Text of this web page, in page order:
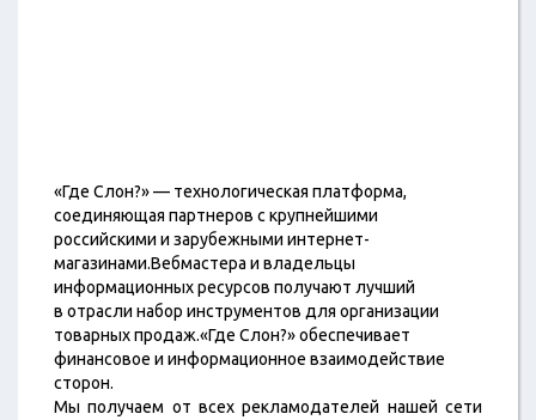
«Где Слон?» — технологическая платформа,
соединяющая партнеров с крупнейшими
российскими и зарубежными интернет-
магазинами.Вебмастера и владельцы
информационных ресурсов получают лучший
в отрасли набор инструментов для организации
товарных продаж.«Где Слон?» обеспечивает
финансовое и информационное взаимодействие
сторон.
Мы получаем от всех рекламодателей нашей сети